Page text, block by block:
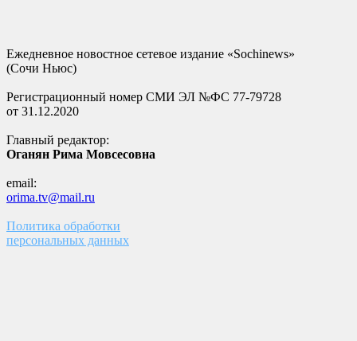
Ежедневное новостное сетевое издание «Sochinews»
(Сочи Ньюс)
Регистрационный номер СМИ ЭЛ №ФС 77-79728
от 31.12.2020
Главный редактор:
Оганян Рима Мовсесовна
email:
orima.tv@mail.ru
Политика обработки
персональных данных